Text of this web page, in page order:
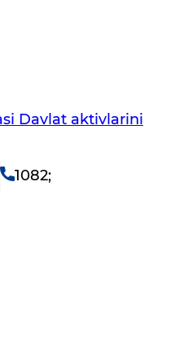
Davlat aktivlarini
1082;